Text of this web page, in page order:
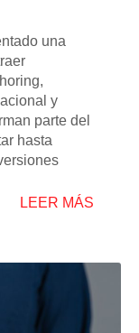
una
y
parte del
hasta
LEER MÁS